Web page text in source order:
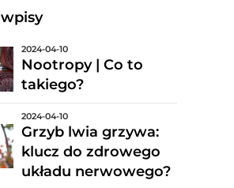
2024-04-10
Nootropy | Co to
takiego?
2024-04-10
Grzyb lwia grzywa:
klucz do zdrowego
układu nerwowego?